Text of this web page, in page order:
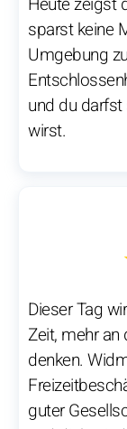
sparst keine
Umgebung
und du
wirst.
Dieser Tag
Zeit, mehr an
denken.
guter